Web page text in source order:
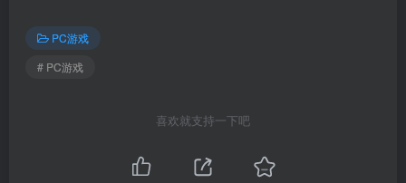
PC游戏
# PC游戏
喜欢就支持一下吧